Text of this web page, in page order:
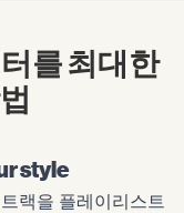
를 최대한
style
랙을 플레이리스트